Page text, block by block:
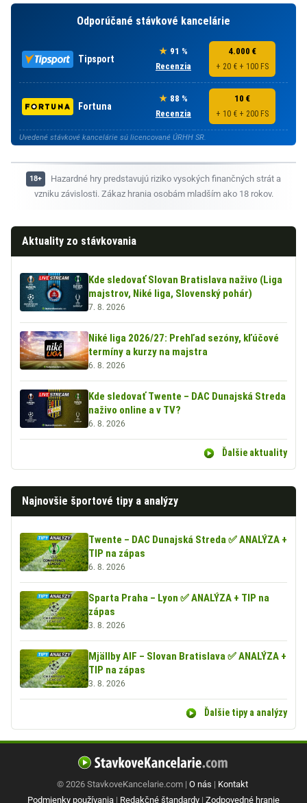
Odporúčané stávkové kancelárie
Tipsport
91 %
Recenzia
4.000 €
+ 20 € + 100 FS
Fortuna
88 %
Recenzia
10 €
+ 10 € + 200 FS
Uvedené stávkové kancelárie sú licencované ÚRHH SR.
Hazardné hry predstavujú riziko vysokých finančných strát a
vzniku závislosti. Zákaz hrania osobám mladším ako 18 rokov.
Aktuality zo stávkovania
Kde sledovať Slovan Bratislava naživo (Liga
majstrov, Niké liga, Slovenský pohár)
7. 8. 2026
Niké liga 2026/27: Prehľad sezóny, kľúčové
termíny a kurzy na majstra
6. 8. 2026
Kde sledovať Twente – DAC Dunajská Streda
naživo online a v TV?
6. 8. 2026
Ďalšie aktuality
Najnovšie športové tipy a analýzy
Twente – DAC Dunajská Streda ✅ ANALÝZA +
TIP na zápas
6. 8. 2026
Sparta Praha – Lyon ✅ ANALÝZA + TIP na
zápas
3. 8. 2026
Mjällby AIF – Slovan Bratislava ✅ ANALÝZA +
TIP na zápas
3. 8. 2026
Ďalšie tipy a analýzy
© 2026 StavkoveKancelarie.com | O nás | Kontakt
Podmienky používania | Redakčné štandardy | Zodpovedné hranie